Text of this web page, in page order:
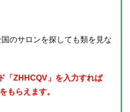
のサロンを探しても類を見な
「ZHHCQV」を入力すれば
もらえます。